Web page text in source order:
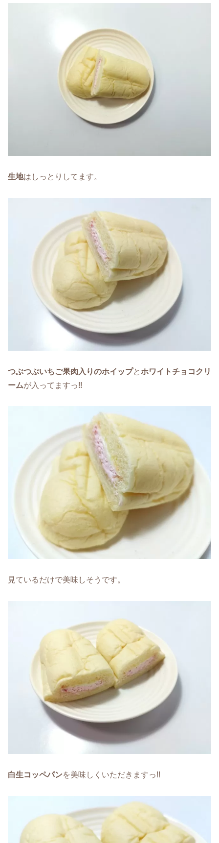
生地はしっとりしてます。
つぶつぶいちご果肉入りのホイップとホワイトチョコクリ
ームが入ってますっ!!
見ているだけで美味しそうです。
白生コッペパンを美味しくいただきますっ!!